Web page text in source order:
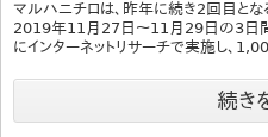
マルハニチロは、昨年に続き2回目とな
2019年11月27日～11月29日の3日
にインターネットリサーチで実施し、
続き